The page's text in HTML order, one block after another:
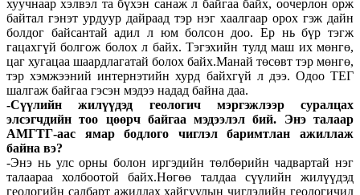
хуучнаар хэлвэл та бүхэн санаж л байгаа байх, оочерлон орж
байтал гэнэт урдуур дайраад тэр нэг хаалгаар орох гэж дайн
болдог байсантай адил л юм болсон доо. Ер нь бүр тэгж
гацахгүй болгож болох л байх. Тэгэхийн тулд маш их мөнгө,
цаг хугацаа шаардлагатай болох байх.Манай төсөвт тэр мөнгө,
тэр хэмжээний интернэтийн хурд байхгүй л дээ. Одоо ТЕГ
шалгаж байгаа гэсэн мэдээ надад байна даа.
-Сүүлийн жилүүдэд геологич мэргэжлээр суралцах
элсэгчдийн тоо цөөрч байгаа мэдээлэл бий. Энэ талаар
АМГТГ-аас ямар бодлого чиглэл баримтлан ажиллаж
байна вэ?
-Энэ нь улс орны болон иргэдийн төлбөрийн чадвартай нэг
талаараа холбоотой байх.Нөгөө талдаа сүүлийн жилүүдэд
геологийн салбарт ажиллах хайгуулын чиглэлийн геологичид